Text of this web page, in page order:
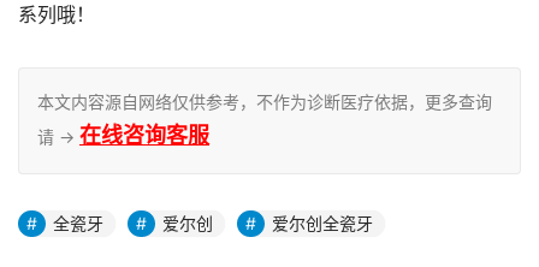
系列哦！
本文内容源自网络仅供参考，不作为诊断医疗依据，更多查询
请 → 在线咨询客服
全瓷牙 爱尔创 爱尔创全瓷牙